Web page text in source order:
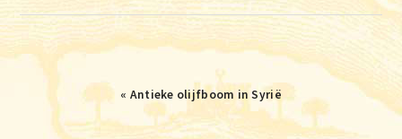
Vorig
bericht:
« Antieke olijfboom in Syrië